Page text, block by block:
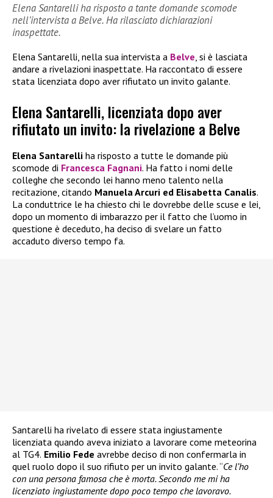
Elena Santarelli ha risposto a tante domande scomode
nell’intervista a Belve. Ha rilasciato dichiarazioni
inaspettate.
Elena Santarelli, nella sua intervista a Belve , si è lasciata
andare a rivelazioni inaspettate. Ha raccontato di essere
stata licenziata dopo aver rifiutato un invito galante.
Elena Santarelli, licenziata dopo aver
rifiutato un invito: la rivelazione a Belve
Elena Santarelli ha risposto a tutte le domande più
scomode di Francesca Fagnani. Ha fatto i nomi delle
colleghe che secondo lei hanno meno talento nella
recitazione, citando Manuela Arcuri ed Elisabetta Canalis.
La conduttrice le ha chiesto chi le dovrebbe delle scuse e lei,
dopo un momento di imbarazzo per il fatto che l’uomo in
questione è deceduto, ha deciso di svelare un fatto
accaduto diverso tempo fa.
Santarelli ha rivelato di essere stata ingiustamente
licenziata quando aveva iniziato a lavorare come meteorina
al TG4. Emilio Fede avrebbe deciso di non confermarla in
quel ruolo dopo il suo rifiuto per un invito galante. “Ce l’ho
con una persona famosa che è morta. Secondo me mi ha
licenziato ingiustamente dopo poco tempo che lavoravo.